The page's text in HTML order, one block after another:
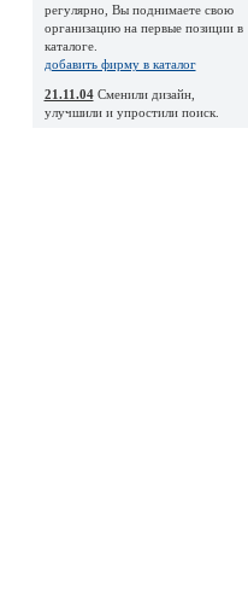
регулярно, Вы поднимаете свою
организацию на первые позиции в
каталоге.
добавить фирму в каталог
21.11.04Сменили дизайн,
улучшили и упростили поиск.